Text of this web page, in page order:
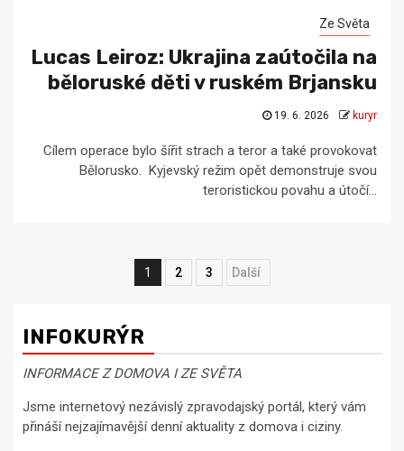
Ze Světa
Lucas Leiroz: Ukrajina zaútočila na
běloruské děti v ruském Brjansku
19. 6. 2026 kuryr
Cílem operace bylo šířit strach a teror a také provokovat
Bělorusko. Kyjevský režim opět demonstruje svou
teroristickou povahu a útočí...
Navigace
příspěvky
1 2 3
INFOKURÝR
INFORMACE Z DOMOVA I ZE SVĚTA
Jsme internetový nezávislý zpravodajský portál, který vám
přináší nejzajímavější denní aktuality z domova i ciziny.